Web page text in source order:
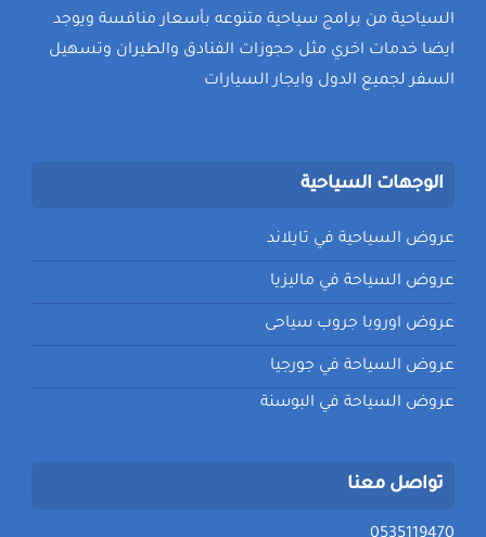
السياحية من برامج سياحية متنوعه بأسعار منافسة ويوجد
ايضا خدمات اخري مثل حجوزات الفنادق والطيران وتسهيل
السفر لجميع الدول وايجار السيارات
الوجهات السياحية
عروض السياحية في تايلاند
عروض السياحة في ماليزيا
عروض اوروبا جروب سياحى
عروض السياحة في جورجيا
عروض السياحة في البوسنة
تواصل معنا